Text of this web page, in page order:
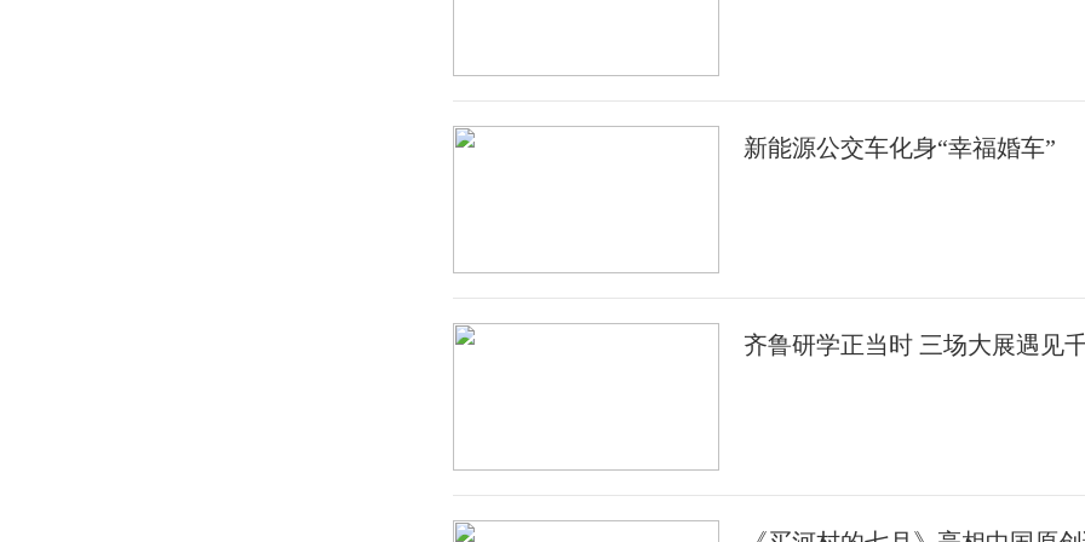
新能源公交车化身“幸福婚车”
齐鲁研学正当时 三场大展遇见